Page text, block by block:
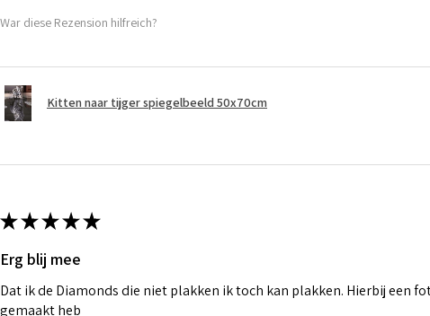
War diese Rezension hilfreich?
Kitten naar tijger spiegelbeeld 50x70cm
★★★★★
Erg blij mee
Dat ik de Diamonds die niet plakken ik toch kan plakken. Hierbij een
gemaakt heb